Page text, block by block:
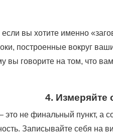
вы хотите именно
построенные вокруг
вы говорите на том, что
4. Измеряйте
не финальный пункт, а
Записывайте себя на